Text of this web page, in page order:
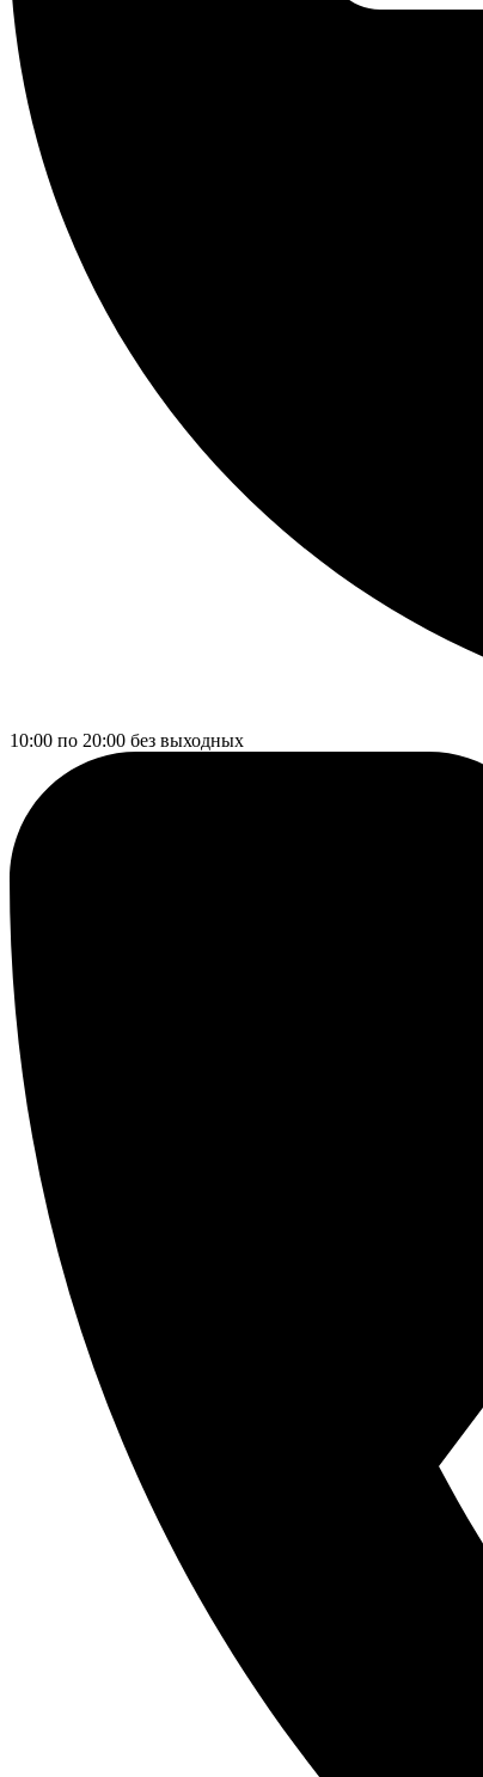
10:00 по 20:00 без выходных